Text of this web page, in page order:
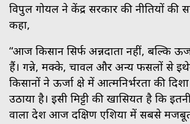
विपुल गोयल ने केंद्र सरकार की नीतियों की
कहा,
“आज किसान सिर्फ अन्नदाता नहीं, बल्कि
हैं। गन्ने, मक्के, चावल और अन्य फसलों से
किसानों ने ऊर्जा क्षेत्र में आत्मनिर्भरता की
उठाया है। इसी मिट्टी की खासियत है कि
वाला देश आज दक्षिण एशिया में सबसे